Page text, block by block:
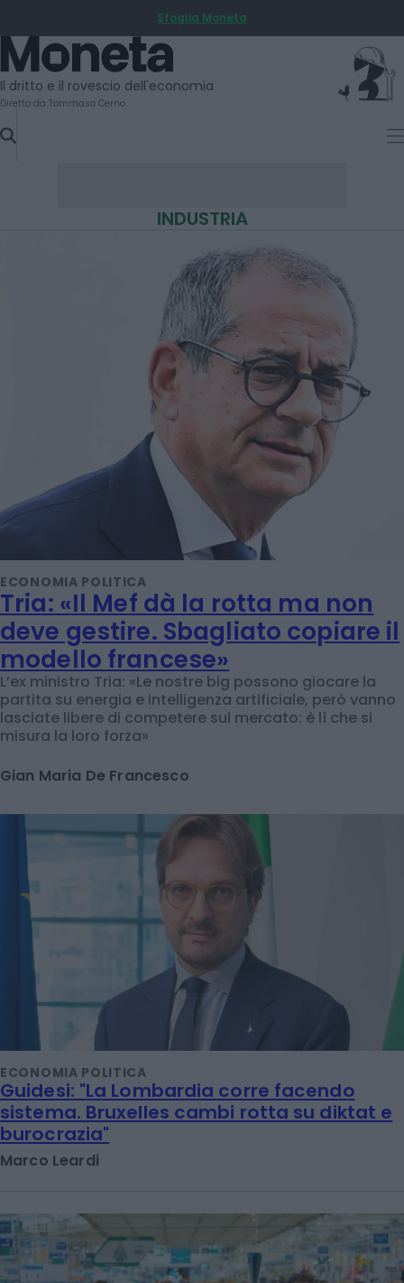
TO
CONTENT
Sfoglia Moneta
Moneta
Il dritto e il rovescio dell'economia
Diretto da Tommaso Cerno
INDUSTRIA
ECONOMIA POLITICA
Tria: «Il Mef dà la rotta ma non
deve gestire. Sbagliato copiare il
modello francese»
L’ex ministro Tria: «Le nostre big possono giocare la
partita su energia e intelligenza artificiale, però vanno
lasciate libere di competere sul mercato: è lì che si
misura la loro forza»
Gian Maria De Francesco
ECONOMIA POLITICA
Guidesi: "La Lombardia corre facendo
sistema. Bruxelles cambi rotta su diktat e
burocrazia"
Marco Leardi